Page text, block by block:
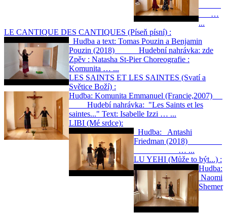
…
...
LE CANTIQUE DES CANTIQUES (Píseň písní) :
Hudba a text: Tomas Pouzin a Benjamin
Pouzin (2018) Hudební nahrávka: zde
Zpěv : Natasha St-Pier Choreografie :
Komunita … ...
LES SAINTS ET LES SAINTES (Svatí a
Světice Boží) :
Hudba: Komunita Emmanuel (Francie,2007)
Hudebí nahrávka: "Les Saints et les
saintes..." Text: Isabelle Izzi … ...
LIBI (Mé srdce):
Hudba: Antashi
Friedman (2018)
… ...
LU YEHI (Může to být...) :
Hudba:
Naomi
Shemer